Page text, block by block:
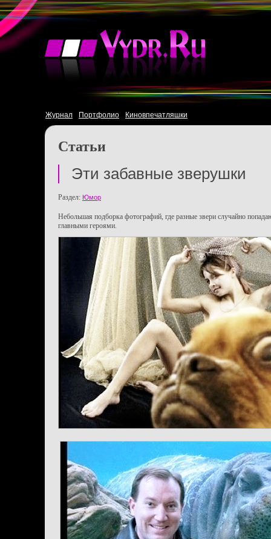
Журнал Портфолио Киновпечатляшки
Статьи
Эти забавные зверушки
Раздел: Юмор
Небольшая подборка фотографий, где разные звери случайно
главными героями.